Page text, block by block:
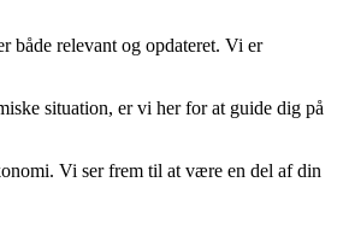
både relevant og opdateret. Vi er
situation, er vi her for at guide dig på
Vi ser frem til at være en del af din